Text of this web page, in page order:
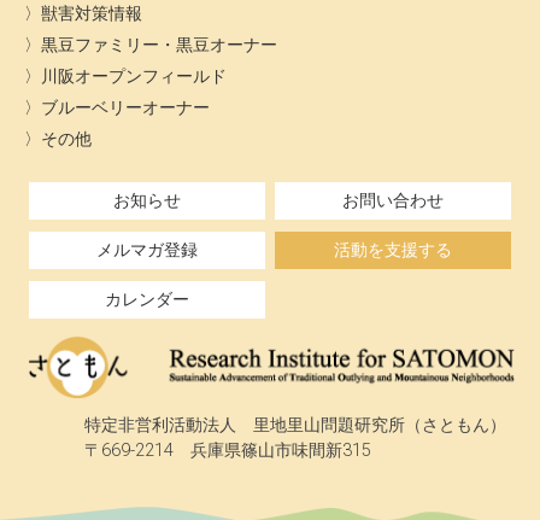
獣害対策情報
黒豆ファミリー・黒豆オーナー
川阪オープンフィールド
ブルーベリーオーナー
その他
お知らせ お問い合わせ
メルマガ登録 活動を支援する
カレンダー
特定非営利活動法人 里地里山問題研究所（さともん）
〒669-2214 兵庫県篠山市味間新315